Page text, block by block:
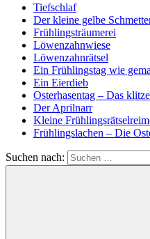
Tiefschlaf
Der kleine gelbe
Frühlingsträumerei
Löwenzahnwiese
Löwenzahnrätsel
Ein Frühlingstag wie
Ein Eierdieb
Osterhasentag – Das
Der Aprilnarr
Kleine
Frühlingslachen – Die
Suchen nach: